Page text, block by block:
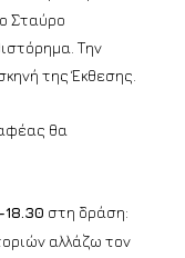
Σταύρο
Την
της Έκθεσης.
θα
18.30 στη δράση:
αλλάζω τον